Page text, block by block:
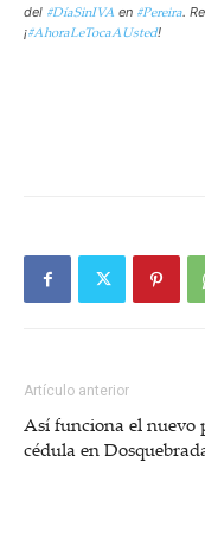
del #DíaSinIVA en #Pereira.
¡#AhoraLeTocaAUsted!
Artículo anterior
Así funciona el nuevo
cédula en